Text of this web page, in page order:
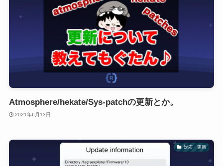
Atmosphere/hekate/Sys-patchの更新とか。
2021年6月13日
対応・更新